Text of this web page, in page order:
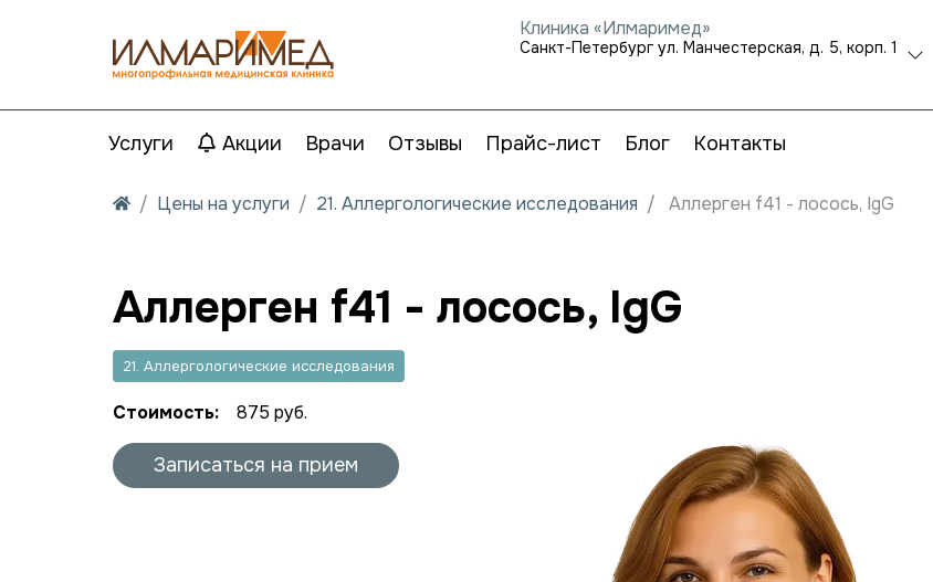
Клиника «Илмаримед»
Санкт-Петербург ул. Манчестерская, д. 5, корп. 1
Услуги Акции Врачи Отзывы Прайс-лист Блог Контакты
Цены на услуги 21. Аллергологические исследования Аллерген f41 - лосось, IgG
Аллерген f41 - лосось, IgG
21. Аллергологические исследования
Стоимость: 875 руб.
Записаться на прием